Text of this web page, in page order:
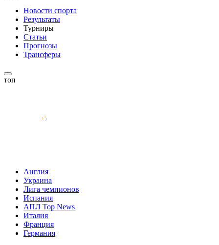
Новости спорта
Результаты
Турниры
Статьи
Прогнозы
Трансферы
топ
Англия
Украина
Лига чемпионов
Испания
АПЛ Top News
Италия
Франция
Германия